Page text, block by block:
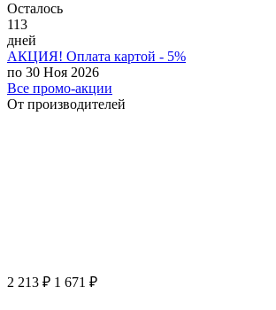
Осталось
113
дней
АКЦИЯ! Оплата картой - 5%
по 30 Ноя 2026
Все промо-акции
От производителей
2 213 ₽ 1 671 ₽